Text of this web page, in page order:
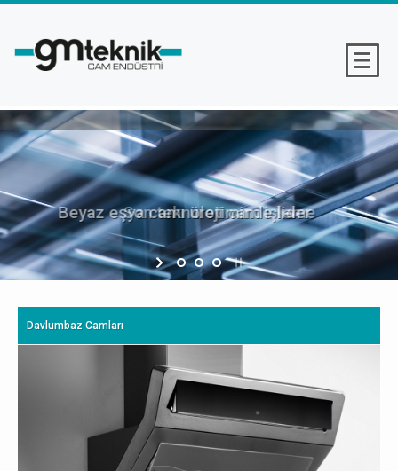
Beyaz eşya camı üretiminde lider
Son teknoloji cam işleme
Davlumbaz Camları